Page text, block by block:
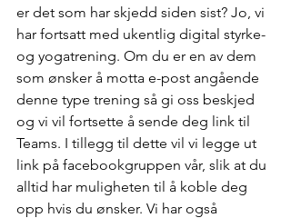
er det som har skjedd siden sist? Jo, vi
har fortsatt med ukentlig digital styrke-
og yogatrening. Om du er en av dem
som ønsker å motta e-post angående
denne type trening så gi oss beskjed
og vi vil fortsette å sende deg link til
Teams. I tillegg til dette vil vi legge ut
link på facebookgruppen vår, slik at du
alltid har muligheten til å koble deg
opp hvis du ønsker. Vi har også